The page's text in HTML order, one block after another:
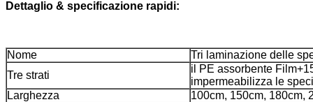
Dettaglio & specificazione rapidi:
Nome
Tri laminazione delle
Tre strati
il PE assorbente
impermeabilizza le speci
Larghezza
100cm, 150cm, 180cm,